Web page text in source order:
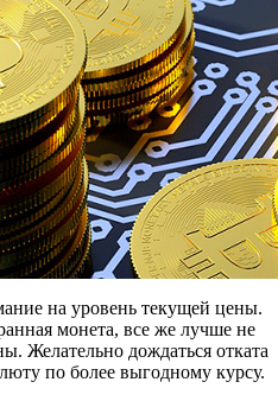
на уровень текущей цены.
монета, все же лучше не
Желательно дождаться отката
по более выгодному курсу.